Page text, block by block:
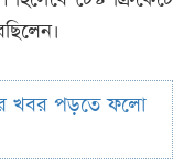
খবর পড়তে ফলো